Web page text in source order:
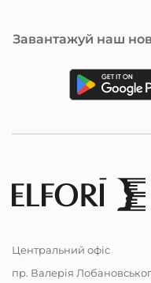
Завантажуй наш
Центральний офіс
пр. Валерія